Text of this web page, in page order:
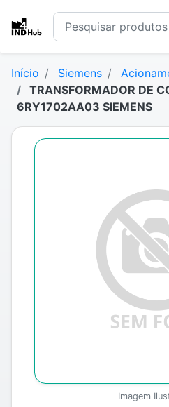
Início Siemens
TRANSFORMADOR DE
6RY1702AA03 SIEMENS
Imagem